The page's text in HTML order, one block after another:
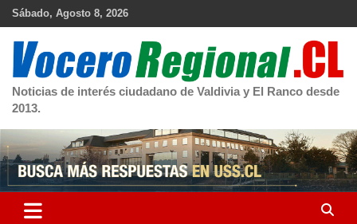
Skip
Sábado, Agosto 8, 2026
Noticias de interés ciudadano de Valdivia y El Ranco desde
2013.